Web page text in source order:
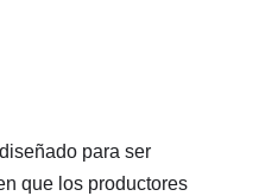
para ser
que los productores